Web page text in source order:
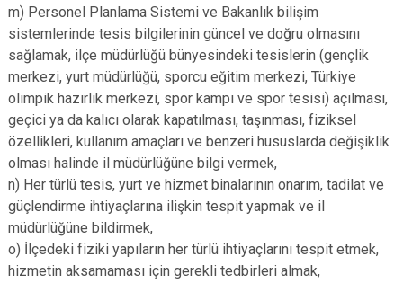
m) Personel Planlama Sistemi ve Bakanlık bilişim
sistemlerinde tesis bilgilerinin güncel ve doğru olmasını
sağlamak, ilçe müdürlüğü bünyesindeki tesislerin (gençlik
merkezi, yurt müdürlüğü, sporcu eğitim merkezi, Türkiye
olimpik hazırlık merkezi, spor kampı ve spor tesisi) açılması,
geçici ya da kalıcı olarak kapatılması, taşınması, fiziksel
özellikleri, kullanım amaçları ve benzeri hususlarda değişiklik
olması halinde il müdürlüğüne bilgi vermek,
n) Her türlü tesis, yurt ve hizmet binalarının onarım, tadilat ve
güçlendirme ihtiyaçlarına ilişkin tespit yapmak ve il
müdürlüğüne bildirmek,
o) İlçedeki fiziki yapıların her türlü ihtiyaçlarını tespit etmek,
hizmetin aksamaması için gerekli tedbirleri almak,